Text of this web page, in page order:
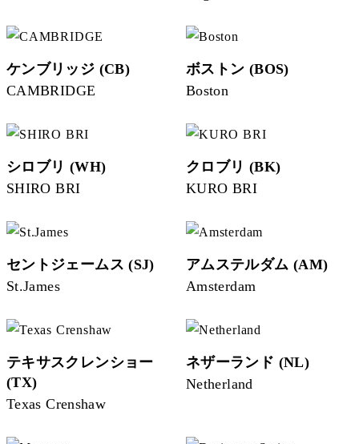
ケンブリッジ (CB)
CAMBRIDGE
ボストン (BOS)
Boston
シロブリ (WH)
SHIRO BRI
クロブリ (BK)
KURO BRI
セントジェームス (SJ)
St.James
アムステルダム (AM)
Amsterdam
テキサスクレンショー
(TX)
Texas Crenshaw
ネザーランド (NL)
Netherland